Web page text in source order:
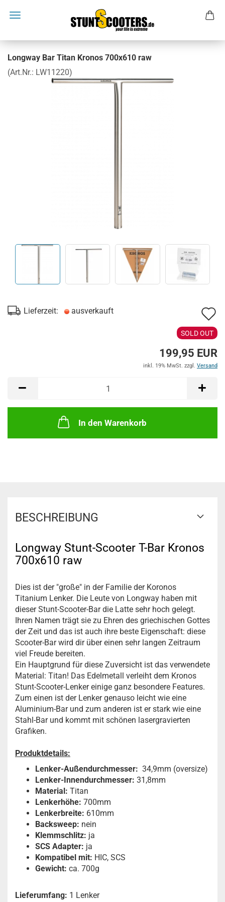
Longway Bar Titan Kronos 700x610 raw
(Art.Nr.: LW11220)
Lieferzeit: ausverkauft
SOLD OUT
199,95 EUR
inkl. 19% MwSt. zzgl. Versand
In den Warenkorb
BESCHREIBUNG
Longway Stunt-Scooter T-Bar Kronos
700x610 raw
Dies ist der "große" in der Familie der Koronos
Titanium Lenker. Die Leute von Longway haben mit
dieser Stunt-Scooter-Bar die Latte sehr hoch gelegt.
Ihren Namen trägt sie zu Ehren des griechischen Gottes
der Zeit und das ist auch ihre beste Eigenschaft: diese
Scooter-Bar wird dir über einen sehr langen Zeitraum
viel Freude bereiten.
Ein Hauptgrund für diese Zuversicht ist das verwendete
Material: Titan! Das Edelmetall verleiht dem Kronos
Stunt-Scooter-Lenker einige ganz besondere Features.
Zum einen ist der Lenker genauso leicht wie eine
Aluminium-Bar und zum anderen ist er stark wie eine
Stahl-Bar und kommt mit schönen lasergravierten
Grafiken.
Produktdetails:
Lenker-Außendurchmesser: 34,9mm (oversize)
Lenker-Innendurchmesser: 31,8mm
Material: Titan
Lenkerhöhe: 700mm
Lenkerbreite: 610mm
Backsweep: nein
Klemmschlitz: ja
SCS Adapter: ja
Kompatibel mit: HIC, SCS
Gewicht: ca. 700g
Lieferumfang: 1 Lenker